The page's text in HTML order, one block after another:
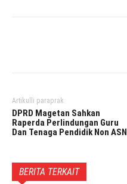
Artikulli paraprak
DPRD Magetan Sahkan
Raperda Perlindungan Guru
Dan Tenaga Pendidik Non ASN
BERITA TERKAIT